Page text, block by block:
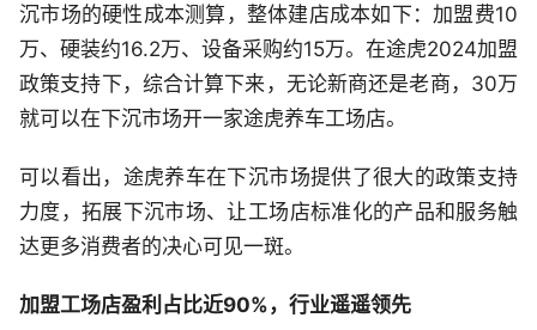
沉市场的硬性成本测算，整体建店成本如下：加盟费10
万、硬装约16.2万、设备采购约15万。在途虎2024加盟
政策支持下，综合计算下来，无论新商还是老商，30万
就可以在下沉市场开一家途虎养车工场店。
可以看出，途虎养车在下沉市场提供了很大的政策支持
力度，拓展下沉市场、让工场店标准化的产品和服务触
达更多消费者的决心可见一斑。
加盟工场店盈利占比近90%，行业遥遥领先